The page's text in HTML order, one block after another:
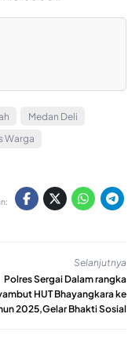
Medan Deli
Warga
Selanjutnya
Polres Sergai Dalam rangka
HUT Bhayangkara ke
2025,Gelar Bhakti Sosial